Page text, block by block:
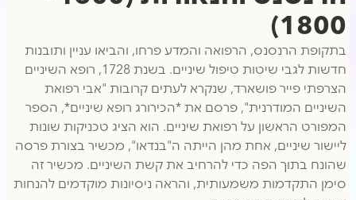
1800)
בתקופת הרנסנס, הרפואה והמדע פרחו, והביאו עניין ותובנות
חדשות לגבי שיטות טיפול שיניים. בשנת 1728, רופא השיניים
הצרפתי פייר פושארד, שנקרא לעתים קרובות "אבי רפואת
השיניים המודרנית", פרסם את *הכירורג רופא שיניים*, הספר
המפורט הראשון על רפואת שיניים. הוא הציג טכניקות שונות
ליישור שיניים, אחת מהן הייתה ה"בנדאו", מכשיר בצורת פרסה
שהונח בתוך הפה כדי להרחיב את קשת השיניים. מכשיר זה
סימן התקדמות משמעותית, והראה ניסיונות מוקדמים להנחות